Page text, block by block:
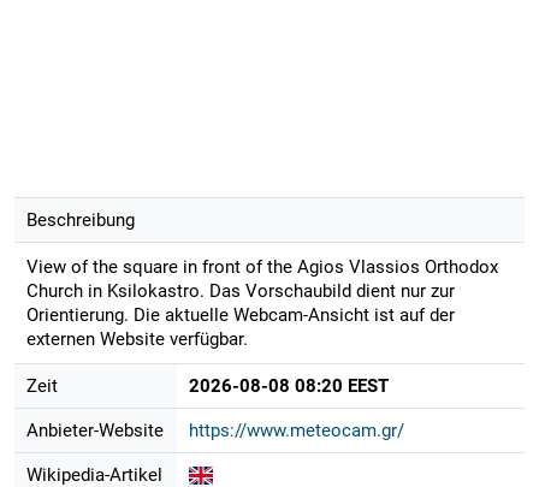
Beschreibung
View of the square in front of the Agios Vlassios Orthodox
Church in Ksilokastro. Das Vorschaubild dient nur zur
Orientierung. Die aktuelle Webcam-Ansicht ist auf der
externen Website verfügbar.
Zeit 2026-08-08 08:20 EEST
Anbieter-Website https://www.meteocam.gr/
Wikipedia-Artikel